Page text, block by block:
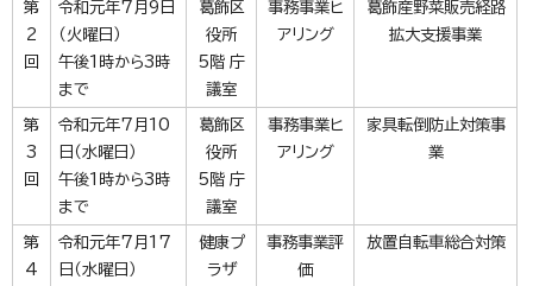
第
2
回
令和元年7月9日
（火曜日）
午後1時から3時
まで
葛飾区
役所
5階 庁
議室
事務事業ヒ
アリング
葛飾産野菜販売経路
拡大支援事業
第
3
回
令和元年7月10
日（水曜日）
午後1時から3時
まで
葛飾区
役所
5階 庁
議室
事務事業ヒ
アリング
家具転倒防止対策事
業
第
4
令和元年7月17
日（水曜日）
健康プ
ラザ
事務事業評
価
放置自転車総合対策